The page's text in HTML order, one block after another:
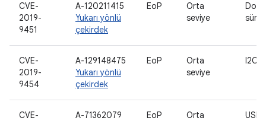
CVE-
2019-
9451
A-120211415
Yukarı yönlü
çekirdek
EoP
Orta
seviye
CVE-
2019-
9454
A-129148475
Yukarı yönlü
çekirdek
EoP
Orta
seviye
I2C
CVE-
A-71362079
EoP
Orta
USB